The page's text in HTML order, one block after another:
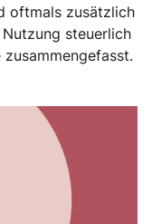
oftmals zusätzlich
steuerlich